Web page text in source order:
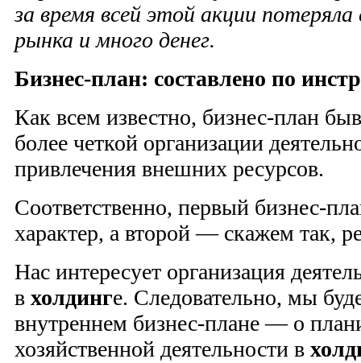
за время всей этой акции
рынка и много денег.
Бизнес-план: составлено по
Как всем известно, бизнес-план
более четкой организации
привлечения внешних ресурсов.
Соответственно, первый бизнес-
характер, а второй — скажем так,
Нас интересует организация
в холдинге. Следовательно, мы
внутреннем бизнес-плане — о
хозяйственной деятельности в